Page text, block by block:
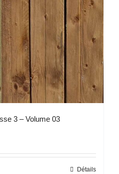
3 – Volume 03
Détails